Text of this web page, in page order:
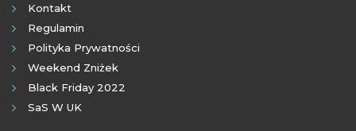
Kontakt
Regulamin
Polityka Prywatności
Weekend Zniżek
Black Friday 2022
SaS W UK